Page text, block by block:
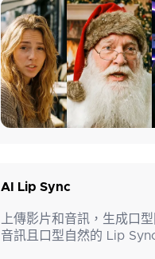
AI Lip Sync
上傳影片和音訊，生成口
音訊且口型自然的 Lip